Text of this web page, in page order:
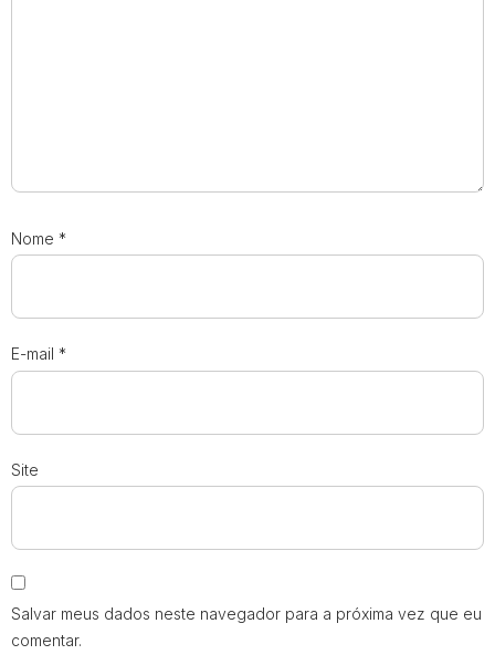
Nome *
E-mail *
Site
Salvar meus dados neste navegador para a próxima vez que eu
comentar.